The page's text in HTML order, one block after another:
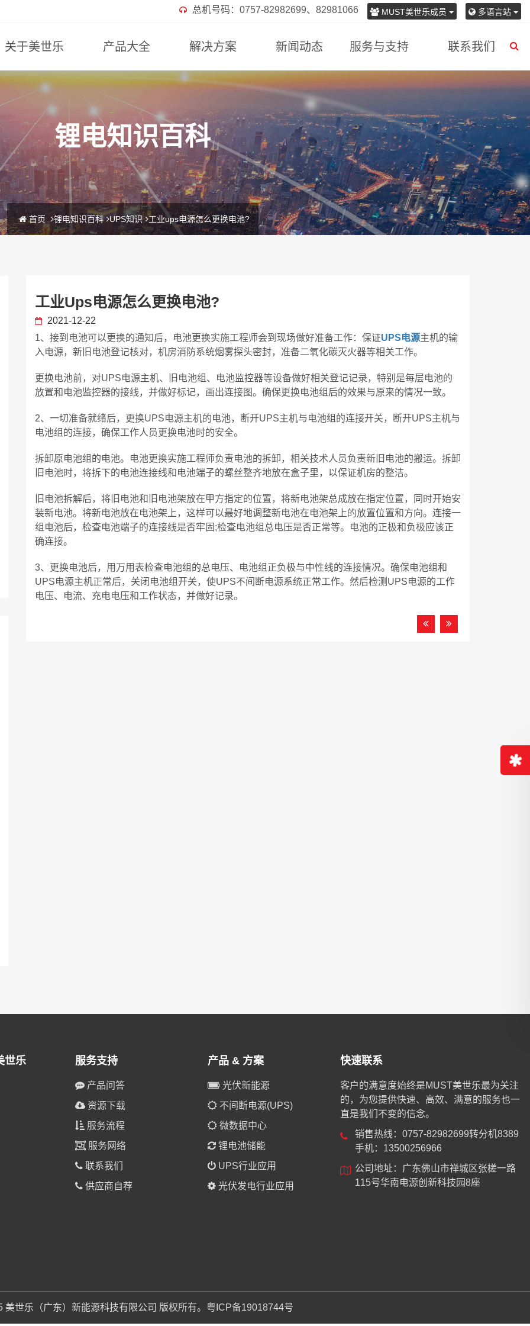
多语言站
MUST美世乐成员
总机号码：0757-82982699、82981066
关于美世乐 产品大全 解决方案 新闻动态 服务与支持 联系我们
锂电知识百科
首页 锂电知识百科 UPS知识 工业ups电源怎么更换电池?
工业ups电源怎么更换电池?
2021-12-22
1、接到电池可以更换的通知后，电池更换实施工程师会到现场做好准备工作：保证UPS电源主机的输
入电源，新旧电池登记核对，机房消防系统烟雾探头密封，准备二氧化碳灭火器等相关工作。
更换电池前，对UPS电源主机、旧电池组、电池监控器等设备做好相关登记记录，特别是每层电池的
放置和电池监控器的接线，并做好标记，画出连接图。确保更换电池组后的效果与原来的情况一致。
2、一切准备就绪后，更换UPS电源主机的电池，断开UPS主机与电池组的连接开关，断开UPS主机与
电池组的连接，确保工作人员更换电池时的安全。
拆卸原电池组的电池。电池更换实施工程师负责电池的拆卸，相关技术人员负责新旧电池的搬运。拆卸
旧电池时，将拆下的电池连接线和电池端子的螺丝整齐地放在盒子里，以保证机房的整洁。
旧电池拆解后，将旧电池和旧电池架放在甲方指定的位置，将新电池架总成放在指定位置，同时开始安
装新电池。将新电池放在电池架上，这样可以最好地调整新电池在电池架上的放置位置和方向。连接一
组电池后，检查电池端子的连接线是否牢固;检查电池组总电压是否正常等。电池的正极和负极应该正
确连接。
3、更换电池后，用万用表检查电池组的总电压、电池组正负极与中性线的连接情况。确保电池组和
UPS电源主机正常后，关闭电池组开关，使UPS不间断电源系统正常工作。然后检测UPS电源的工作
电压、电流、充电电压和工作状态，并做好记录。
世乐 服务支持
产品问答
资源下载
服务流程
服务网络
联系我们
供应商自荐
产品 & 方案
光伏新能源
不间断电源(UPS)
微数据中心
锂电池储能
UPS行业应用
光伏发电行业应用
快速联系
客户的满意度始终是MUST美世乐最为关注
的，为您提供快速、高效、满意的服务也一
直是我们不变的信念。
销售热线：0757-82982699转分机8389
手机：13500256966
公司地址：广东佛山市禅城区张槎一路
115号华南电源创新科技园8座
美世乐（广东）新能源科技有限公司 版权所有。 粤ICP备19018744号